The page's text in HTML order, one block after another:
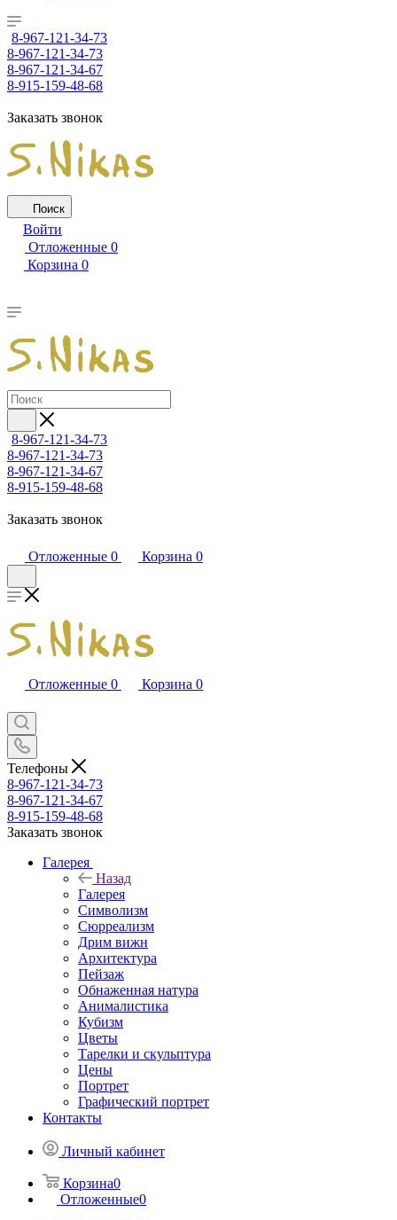
8-967-121-34-73
8-967-121-34-73
8-967-121-34-67
8-915-159-48-68
Заказать звонок
Поиск
Войти
Отложенные 0
Корзина 0
8-967-121-34-73
8-967-121-34-73
8-967-121-34-67
8-915-159-48-68
Заказать звонок
Отложенные 0 Корзина 0
Отложенные 0 Корзина 0
Телефоны
8-967-121-34-73
8-967-121-34-67
8-915-159-48-68
Заказать звонок
Галерея
Назад
Галерея
Символизм
Сюрреализм
Дрим вижн
Архитектура
Пейзаж
Обнаженная натура
Анималистика
Кубизм
Цветы
Тарелки и скульптура
Цены
Портрет
Графический портрет
Контакты
Личный кабинет
Корзина0
Отложенные0